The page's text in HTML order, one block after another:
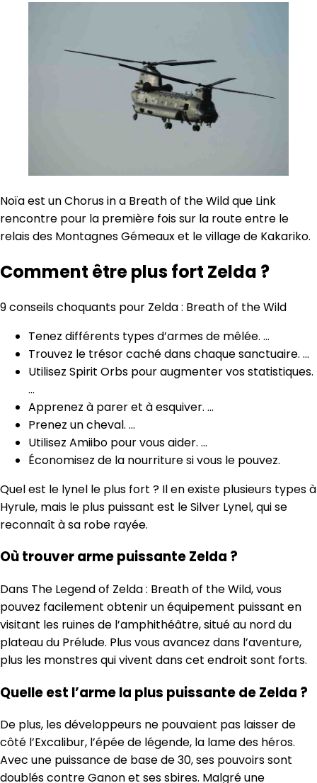
Noïa est un Chorus in a Breath of the Wild que Link
rencontre pour la première fois sur la route entre le
relais des Montagnes Gémeaux et le village de Kakariko.
Comment être plus fort Zelda ?
9 conseils choquants pour Zelda : Breath of the Wild
Tenez différents types d’armes de mêlée. …
Trouvez le trésor caché dans chaque sanctuaire. …
Utilisez Spirit Orbs pour augmenter vos statistiques.
…
Apprenez à parer et à esquiver. …
Prenez un cheval. …
Utilisez Amiibo pour vous aider. …
Économisez de la nourriture si vous le pouvez.
Quel est le lynel le plus fort ? Il en existe plusieurs types à
Hyrule, mais le plus puissant est le Silver Lynel, qui se
reconnaît à sa robe rayée.
Où trouver arme puissante Zelda ?
Dans The Legend of Zelda : Breath of the Wild, vous
pouvez facilement obtenir un équipement puissant en
visitant les ruines de l’amphithéâtre, situé au nord du
plateau du Prélude. Plus vous avancez dans l’aventure,
plus les monstres qui vivent dans cet endroit sont forts.
Quelle est l’arme la plus puissante de Zelda ?
De plus, les développeurs ne pouvaient pas laisser de
côté l’Excalibur, l’épée de légende, la lame des héros.
Avec une puissance de base de 30, ses pouvoirs sont
doublés contre Ganon et ses sbires. Malgré une